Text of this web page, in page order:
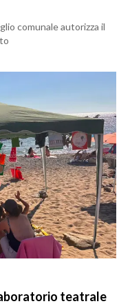
comunale autorizza il
teatrale